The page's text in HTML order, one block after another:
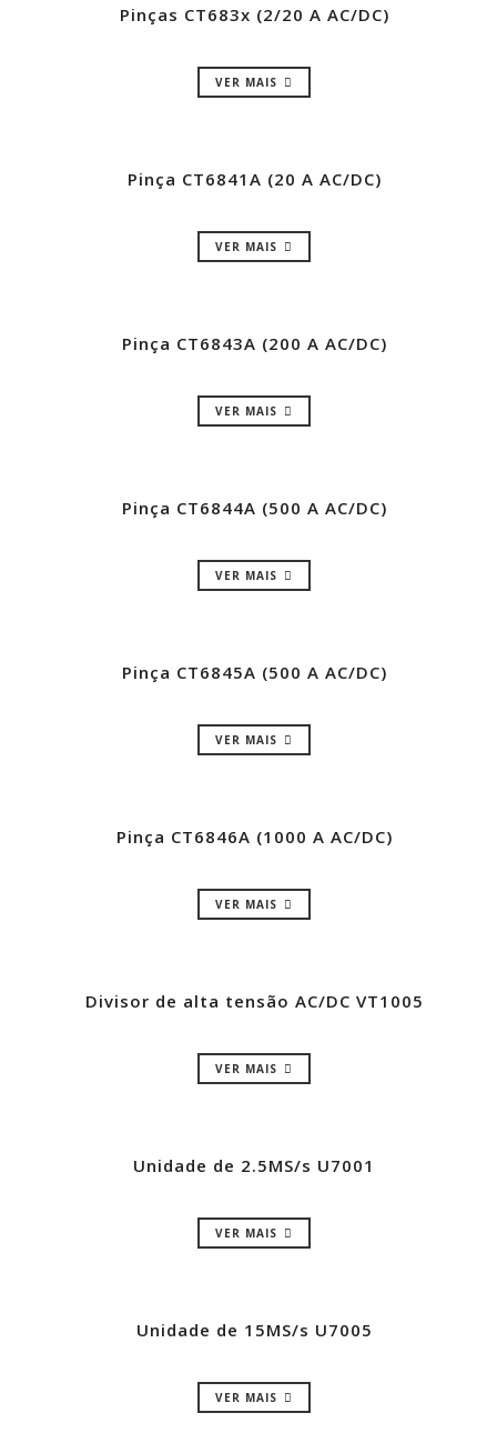
Pinças CT683x (2/20 A AC/DC)
VER MAIS
Pinça CT6841A (20 A AC/DC)
VER MAIS
Pinça CT6843A (200 A AC/DC)
VER MAIS
Pinça CT6844A (500 A AC/DC)
VER MAIS
Pinça CT6845A (500 A AC/DC)
VER MAIS
Pinça CT6846A (1000 A AC/DC)
VER MAIS
Divisor de alta tensão AC/DC VT1005
VER MAIS
Unidade de 2.5MS/s U7001
VER MAIS
Unidade de 15MS/s U7005
VER MAIS